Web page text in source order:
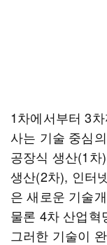
1차에서부터 3
사는 기술 중심
공장식 생산(1
생산(2차), 인터
은 새로운 기술
물론 4차 산업혁
그러한 기술이